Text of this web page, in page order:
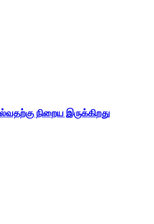
நிறைய இருக்கிறது